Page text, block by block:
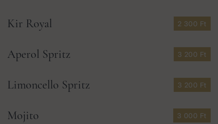
2 300 Ft
Kir Royal
3 200 Ft
Aperol Spritz
3 200 Ft
Limoncello Spritz
3 000 Ft
Mojito